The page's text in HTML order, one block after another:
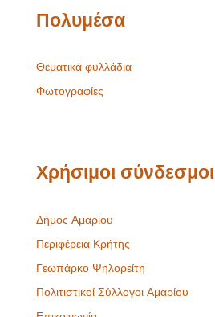
Πολυμέσα
Θεματικά φυλλάδια
Φωτογραφίες
Χρήσιμοι σύνδεσμοι
Δήμος Αμαρίου
Περιφέρεια Κρήτης
Γεωπάρκο Ψηλορείτη
Πολιτιστικοί Σύλλογοι Αμαρίου